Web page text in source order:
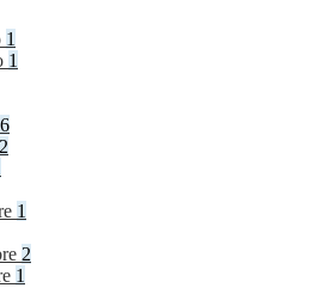
1
1
6
2
1
2
1